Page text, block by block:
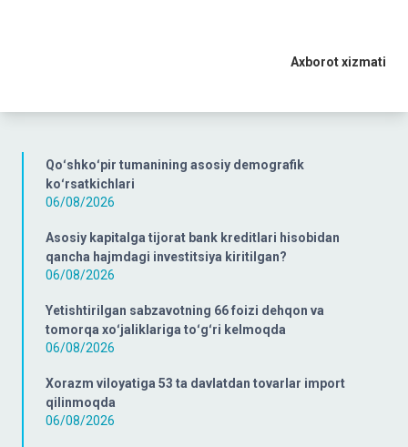
Qoʻshkoʻpir tumanining asosiy demografik
koʻrsatkichlari
06/08/2026
Asosiy kapitalga tijorat bank kreditlari hisobidan
qancha hajmdagi investitsiya kiritilgan?
06/08/2026
Yetishtirilgan sabzavotning 66 foizi dehqon va
tomorqa xoʻjaliklariga toʻgʻri kelmoqda
06/08/2026
Xorazm viloyatiga 53 ta davlatdan tovarlar import
qilinmoqda
06/08/2026
Axborot xizmati